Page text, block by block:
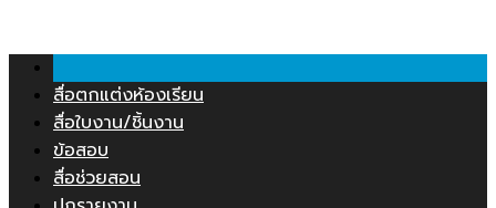
content
สื่อตกแต่งห้องเรียน
สื่อใบงาน/ชิ้นงาน
ข้อสอบ
สื่อช่วยสอน